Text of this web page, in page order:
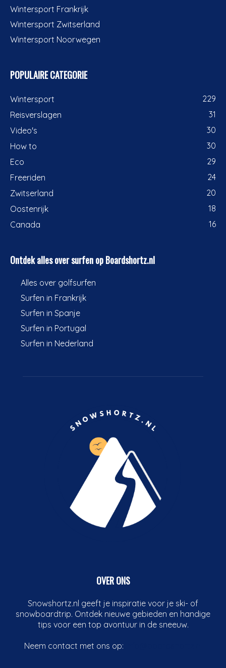
Wintersport Frankrijk
Wintersport Zwitserland
Wintersport Noorwegen
POPULAIRE CATEGORIE
Wintersport
229
Reisverslagen
31
Video's
30
How to
30
Eco
29
Freeriden
24
Zwitserland
20
Oostenrijk
18
Canada
16
Ontdek alles over surfen op Boardshortz.nl
Alles over golfsurfen
Surfen in Frankrijk
Surfen in Spanje
Surfen in Portugal
Surfen in Nederland
OVER ONS
Snowshortz.nl geeft je inspiratie voor je ski- of
snowboardtrip. Ontdek nieuwe gebieden en handige
tips voor een top avontuur in de sneeuw.
Neem contact met ons op: